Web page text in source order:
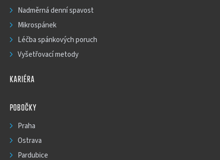
Nadměrná denní spavost
Mikrospánek
Léčba spánkových poruch
Vyšetřovací metody
KARIÉRA
POBOČKY
Praha
Ostrava
Pardubice